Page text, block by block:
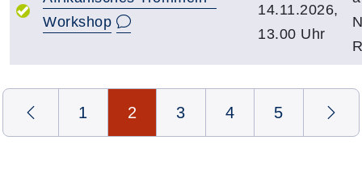
Workshop
14.11.2026,
13.00 Uhr
1 2 3 4 5